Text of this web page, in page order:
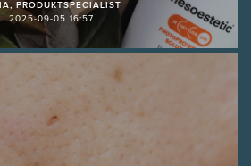
PRODUKTSPECIALIST
2025-09-05 16:57